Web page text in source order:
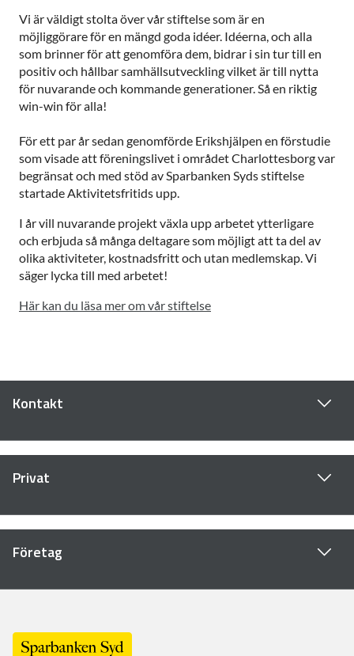
Vi är väldigt stolta över vår stiftelse som är en
möjliggörare för en mängd goda idéer. Idéerna, och alla
som brinner för att genomföra dem, bidrar i sin tur till en
positiv och hållbar samhällsutveckling vilket är till nytta
för nuvarande och kommande generationer. Så en riktig
win-win för alla!
För ett par år sedan genomförde Erikshjälpen en förstudie
som visade att föreningslivet i området Charlottesborg var
begränsat och med stöd av Sparbanken Syds stiftelse
startade Aktivitetsfritids upp.
I år vill nuvarande projekt växla upp arbetet ytterligare
och erbjuda så många deltagare som möjligt att ta del av
olika aktiviteter, kostnadsfritt och utan medlemskap. Vi
säger lycka till med arbetet!
Här kan du läsa mer om vår stiftelse
Kontakt
Privat
Företag